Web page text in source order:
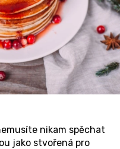
nikam spěchat
jako stvořená pro